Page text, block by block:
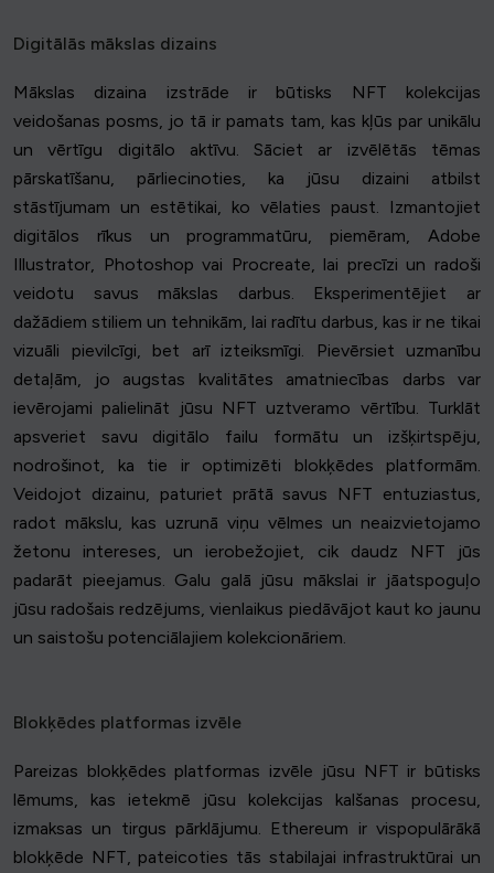
Digitālās mākslas dizains
Mākslas dizaina izstrāde ir būtisks NFT kolekcijas
veidošanas posms, jo tā ir pamats tam, kas kļūs par unikālu
un vērtīgu digitālo aktīvu. Sāciet ar izvēlētās tēmas
pārskatīšanu, pārliecinoties, ka jūsu dizaini atbilst
stāstījumam un estētikai, ko vēlaties paust. Izmantojiet
digitālos rīkus un programmatūru, piemēram, Adobe
Illustrator, Photoshop vai Procreate, lai precīzi un radoši
veidotu savus mākslas darbus. Eksperimentējiet ar
dažādiem stiliem un tehnikām, lai radītu darbus, kas ir ne tikai
vizuāli pievilcīgi, bet arī izteiksmīgi. Pievērsiet uzmanību
detaļām, jo augstas kvalitātes amatniecības darbs var
ievērojami palielināt jūsu NFT uztveramo vērtību. Turklāt
apsveriet savu digitālo failu formātu un izšķirtspēju,
nodrošinot, ka tie ir optimizēti blokķēdes platformām.
Veidojot dizainu, paturiet prātā savus NFT entuziastus,
radot mākslu, kas uzrunā viņu vēlmes un neaizvietojamo
žetonu intereses, un ierobežojiet, cik daudz NFT jūs
padarāt pieejamus. Galu galā jūsu mākslai ir jāatspoguļo
jūsu radošais redzējums, vienlaikus piedāvājot kaut ko jaunu
un saistošu potenciālajiem kolekcionāriem.
Blokķēdes platformas izvēle
Pareizas blokķēdes platformas izvēle jūsu NFT ir būtisks
lēmums, kas ietekmē jūsu kolekcijas kalšanas procesu,
izmaksas un tirgus pārklājumu. Ethereum ir vispopulārākā
blokķēde NFT, pateicoties tās stabilajai infrastruktūrai un